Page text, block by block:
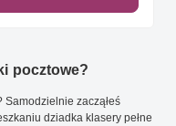
pocztowe?
zacząłeś
dziadka klasery pełne